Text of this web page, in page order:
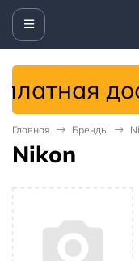
Главная Бренды
Nikon